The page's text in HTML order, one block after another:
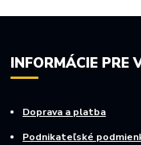
INFORMÁCIE PRE
Doprava a platba
Podnikateľské